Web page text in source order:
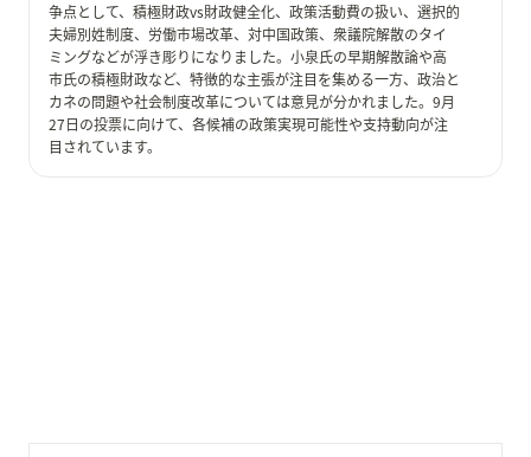
争点として、積極財政vs財政健全化、政策活動費の扱い、選択的
夫婦別姓制度、労働市場改革、対中国政策、衆議院解散のタイ
ミングなどが浮き彫りになりました。小泉氏の早期解散論や高
市氏の積極財政など、特徴的な主張が注目を集める一方、政治と
カネの問題や社会制度改革については意見が分かれました。9月
27日の投票に向けて、各候補の政策実現可能性や支持動向が注
目されています。